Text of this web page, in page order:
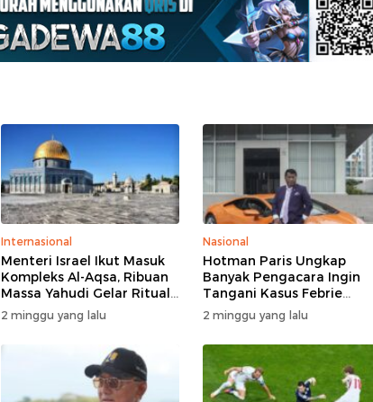
Internasional
Menteri Israel Ikut Masuk
Kompleks Al-Aqsa, Ribuan
Massa Yahudi Gelar Ritual
di Tengah Pengamanan
Polisi
2 minggu yang lalu
Nasional
Hotman Paris Ungkap
Banyak Pengacara Ingin
Tangani Kasus Febrie
Adriansyah: Disebut “The
Dream Case”
2 minggu yang lalu